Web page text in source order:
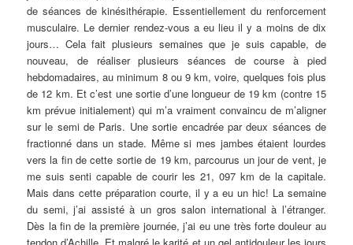
de séances de kinésithérapie. Essentiellement du renforcement
musculaire. Le dernier rendez-vous a eu lieu il y a moins de dix
jours… Cela fait plusieurs semaines que je suis capable, de
nouveau, de réaliser plusieurs séances de course à pied
hebdomadaires, au minimum 8 ou 9 km, voire, quelques fois plus
de 12 km. Et c’est une sortie d’une longueur de 19 km (contre 15
km prévue initialement) qui m’a vraiment convaincu de m’aligner
sur le semi de Paris. Une sortie encadrée par deux séances de
fractionné dans un stade. Même si mes jambes étaient lourdes
vers la fin de cette sortie de 19 km, parcourus un jour de vent, je
me suis senti capable de courir les 21, 097 km de la capitale.
Mais dans cette préparation courte, il y a eu un hic! La semaine
du semi, j’ai assisté à un gros salon international à l’étranger.
Dès la fin de la première journée, j’ai eu une très forte douleur au